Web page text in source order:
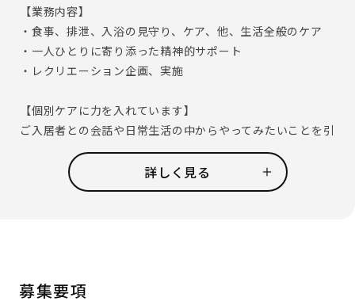
【業務内容】
・食事、排泄、入浴の見守り、ケア、他、生活全般のケア
・一人ひとりに寄り添った精神的サポート
・レクリエーション企画、実施
【個別ケアに力を入れています】
ご入居者との会話や日常生活の中からやってみたいことを引
き出し、実現する取り組みとして｢夢を叶えるプロジェク
ト｣を実施しています。
「お寿司屋さんに行きたい」「お孫さんの誕生日に外出を
【IoT導入で業務効率UPしました】
詳しく見る
募集要項